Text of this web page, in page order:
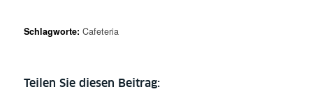
Schlagworte: Cafeteria